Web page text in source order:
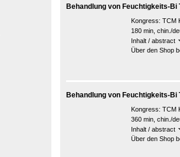
Behandlung von Feuchtigkeits-Bi
Kongress: TCM
180 min, chin./
Inhalt / abstract
Über den Shop
Behandlung von Feuchtigkeits-Bi
Kongress: TCM
360 min, chin./
Inhalt / abstract
Über den Shop